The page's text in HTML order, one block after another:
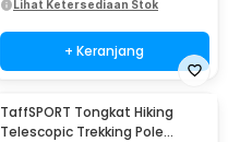
Lihat Ketersediaan Stok
+ Keranjang
TaffSPORT Tongkat Hiking
Telescopic Trekking Pole